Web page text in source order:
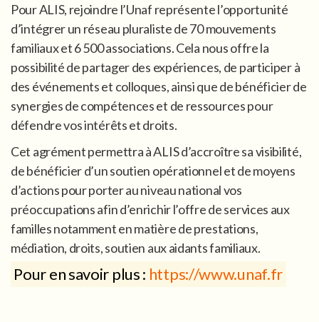
Pour ALIS, rejoindre l’Unaf représente l’opportunité
d’intégrer un réseau pluraliste de 70 mouvements
familiaux et 6 500 associations. Cela nous offre la
possibilité de partager des expériences, de participer à
des événements et colloques, ainsi que de bénéficier de
synergies de compétences et de ressources pour
défendre vos intérêts et droits.
Cet agrément permettra à ALIS d’accroître sa visibilité,
de bénéficier d’un soutien opérationnel et de moyens
d’actions pour porter au niveau national vos
préoccupations afin d’enrichir l’offre de services aux
familles notamment en matière de prestations,
médiation, droits, soutien aux aidants familiaux.
Pour en savoir plus : https://www.unaf.fr